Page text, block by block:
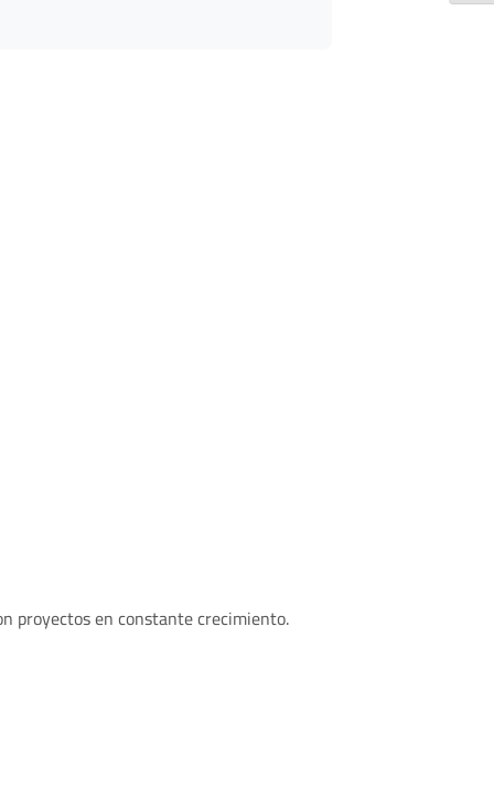
proyectos en constante crecimiento.